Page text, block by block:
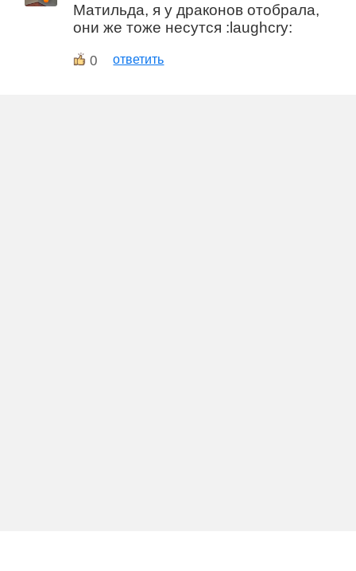
Матильда, я у драконов отобрала,
они же тоже несутся :laughcry:
0 ответить